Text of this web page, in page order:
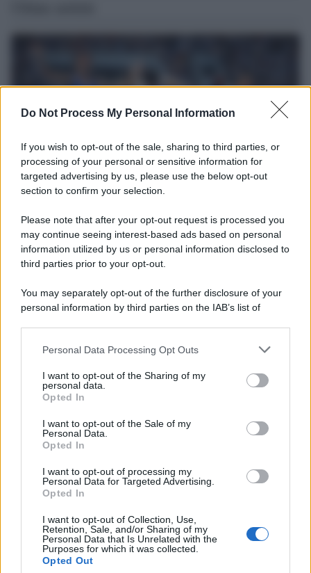
Do Not Process My Personal Information
If you wish to opt-out of the sale, sharing to third parties, or
processing of your personal or sensitive information for
targeted advertising by us, please use the below opt-out
section to confirm your selection.
Please note that after your opt-out request is processed you
may continue seeing interest-based ads based on personal
information utilized by us or personal information disclosed to
third parties prior to your opt-out.
You may separately opt-out of the further disclosure of your
personal information by third parties on the IAB’s list of
This information may also be disclosed by us to third parties
disclose it to other third parties.
Please note that this website/app uses one or more Google
services and may gather and store information including but
not limited to your visit or usage behaviour. You may click to
grant or deny consent to Google and its third-party tags to
consent section.
Personal Data Processing Opt Outs
I want to opt-out of the Sharing of my
personal data.
Opted In
I want to opt-out of the Sale of my
Personal Data.
Opted In
I want to opt-out of processing my
Personal Data for Targeted Advertising.
Opted In
I want to opt-out of Collection, Use,
Retention, Sale, and/or Sharing of my
Personal Data that Is Unrelated with the
Purposes for which it was collected.
Opted Out
Il ricordo /Storia di Pietro Mennea, la Freccia del Sud più
veloce del mondo
Ecco tutta la storia di Pietro Mennea, il più grande velocista
europeo della storia. Fu per 17 ani primatista mondiale dei 200
Cinema /
Saturnia Film Festival 2024: una vetrina per i
nuovi talenti
Trattative /Qualcosa inizia a muoversi anche in Serie A
Brasile /Ancelotti sarà il nuovo C.T. della Selecão dal 2024